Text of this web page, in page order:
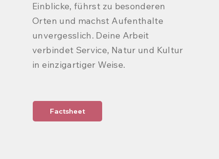
Einblicke, führst zu besonderen
Orten und machst Aufenthalte
unvergesslich. Deine Arbeit
verbindet Service, Natur und Kultur
in einzigartiger Weise.
Factsheet